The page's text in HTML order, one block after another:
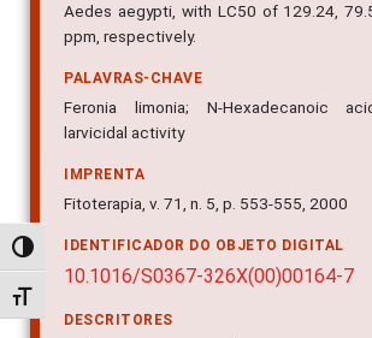
Alternar alto contraste
Alternar tamanho da fonte
Aedes aegypti, with LC50 of 129.24,
ppm, respectively.
PALAVRAS-CHAVE
Feronia limonia; N-Hexadecanoic
larvicidal activity
IMPRENTA
Fitoterapia, v. 71, n. 5, p. 553-555, 2000
IDENTIFICADOR DO OBJETO DIGITAL
10.1016/S0367-326X(00)00164-7
DESCRITORES